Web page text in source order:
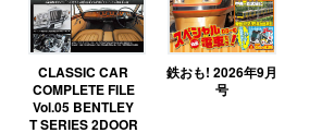
CLASSIC CAR
COMPLETE FILE
Vol.05 BENTLEY
T SERIES 2DOOR
鉄おも! 2026年9月
号